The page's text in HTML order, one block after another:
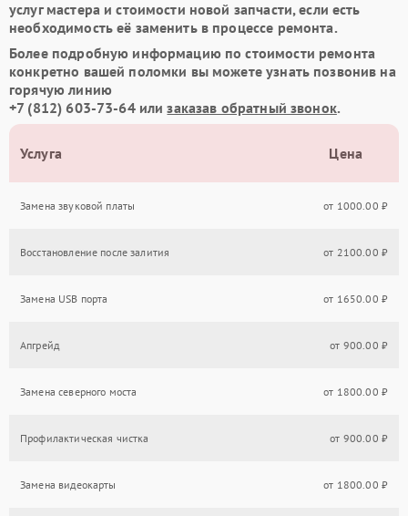
услуг мастера и стоимости новой запчасти, если есть
необходимость её заменить в процессе ремонта.
Более подробную информацию по стоимости ремонта
конкретно вашей поломки вы можете узнать позвонив на
горячую линию
+7 (812) 603-73-64илизаказав обратный звонок.
Услуга Цена
Замена звуковой платы от 1000.00 ₽
Восстановление после залития от 2100.00 ₽
Замена USB порта от 1650.00 ₽
Апгрейд от 900.00 ₽
Замена северного моста от 1800.00 ₽
Профилактическая чистка от 900.00 ₽
Замена видеокарты от 1800.00 ₽